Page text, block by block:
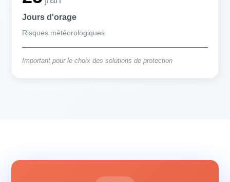
Jours d'orage
Risques météorologiques
Important pour le choix des solutions de protection